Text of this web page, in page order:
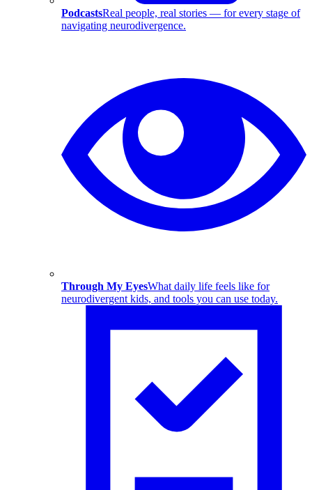
PodcastsReal people, real stories — for every stage of
navigating neurodivergence.
Through My EyesWhat daily life feels like for
neurodivergent kids, and tools you can use today.